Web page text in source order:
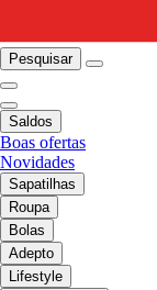
Pesquisar
Saldos
Boas ofertas
Novidades
Sapatilhas
Roupa
Bolas
Adepto
Lifestyle